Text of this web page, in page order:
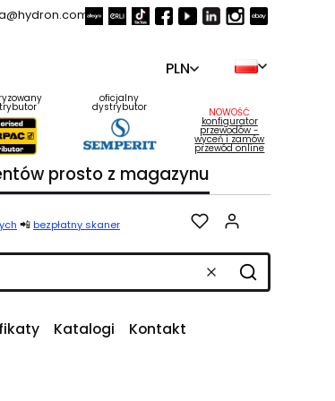
PLN
oficjalny
dystrybutor NOWOŚĆ
konfigurator
przewodów -
wyceń i zamów
przewód online
prosto z magazynu
📲 bezpłatny skaner
WyczyśćSzukaj
Katalogi Kontakt